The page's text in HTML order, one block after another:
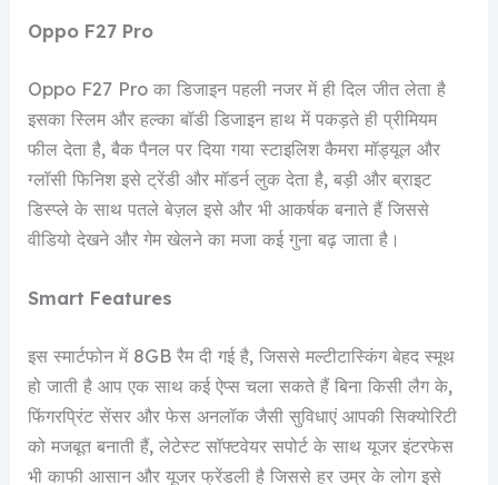
Oppo F27 Pro
Oppo F27 Pro का डिजाइन पहली नजर में ही दिल जीत लेता है
इसका स्लिम और हल्का बॉडी डिजाइन हाथ में पकड़ते ही प्रीमियम
फील देता है, बैक पैनल पर दिया गया स्टाइलिश कैमरा मॉड्यूल और
ग्लॉसी फिनिश इसे ट्रेंडी और मॉडर्न लुक देता है, बड़ी और ब्राइट
डिस्प्ले के साथ पतले बेज़ल इसे और भी आकर्षक बनाते हैं जिससे
वीडियो देखने और गेम खेलने का मजा कई गुना बढ़ जाता है।
Smart Features
इस स्मार्टफोन में 8GB रैम दी गई है, जिससे मल्टीटास्किंग बेहद स्मूथ
हो जाती है आप एक साथ कई ऐप्स चला सकते हैं बिना किसी लैग के,
फिंगरप्रिंट सेंसर और फेस अनलॉक जैसी सुविधाएं आपकी सिक्योरिटी
को मजबूत बनाती हैं, लेटेस्ट सॉफ्टवेयर सपोर्ट के साथ यूजर इंटरफेस
भी काफी आसान और यूजर फ्रेंडली है जिससे हर उम्र के लोग इसे